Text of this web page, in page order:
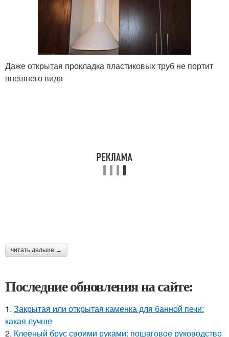
Даже открытая прокладка пластиковых труб не портит
внешнего вида
читать дальше →
Последние обновления на сайте:
1. Закрытая или открытая каменка для банной печи:
какая лучше
2. Клееный брус своими руками: пошаговое руководство